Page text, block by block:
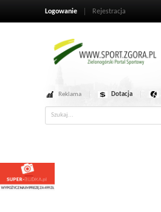
Logowanie Rejestracja
Reklama Dotacja